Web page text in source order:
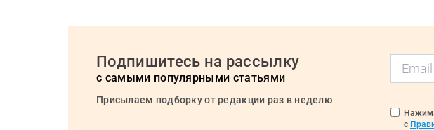
Подпишитесь на рассылку
с самыми популярными статьями
Присылаем подборку от редакции раз в неделю
с